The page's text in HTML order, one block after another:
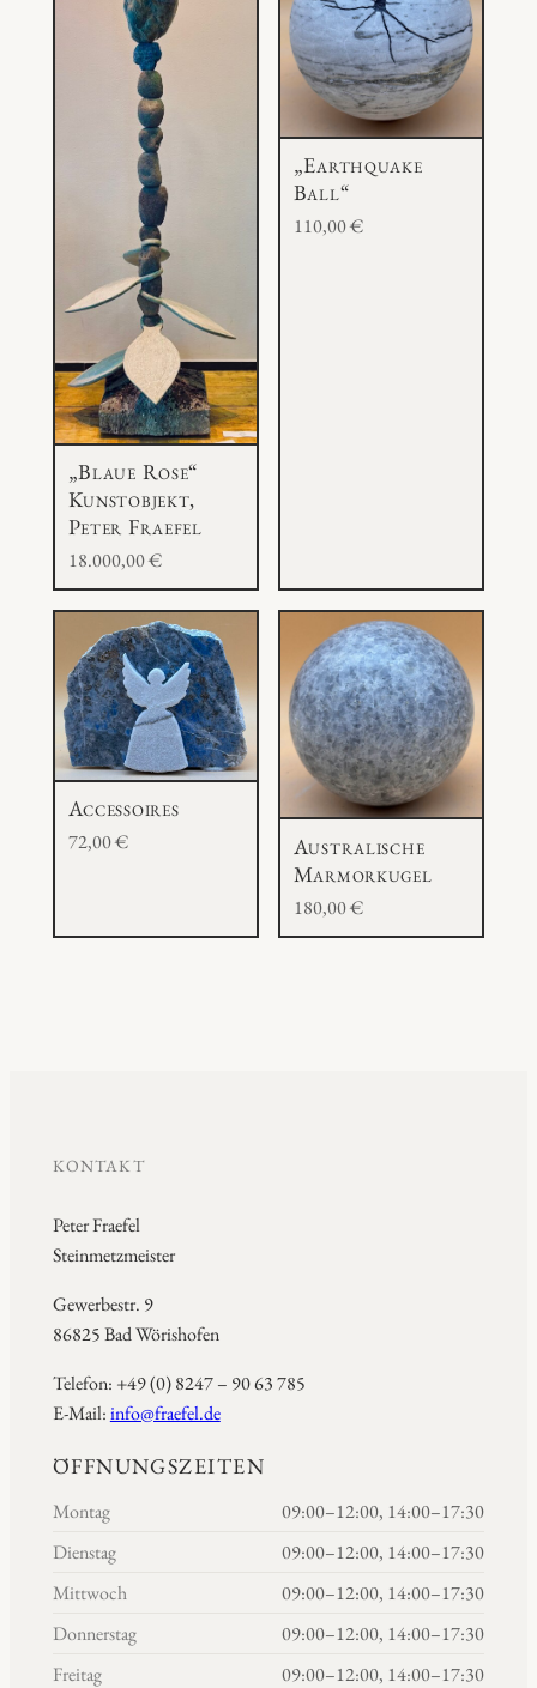
„Blaue Rose“
Kunstobjekt,
Peter Fraefel
18.000,00€
„Earthquake
Ball“
110,00€
Accessoires
72,00€
Australische
Marmorkugel
180,00€
KONTAKT
Peter Fraefel
Steinmetzmeister
Gewerbestr. 9
86825 Bad Wörishofen
Telefon: +49 (0) 8247 – 90 63 785
E-Mail:info@fraefel.de
ÖFFNUNGSZEITEN
Montag
09:00–12:00, 14:00–17:30
Dienstag
09:00–12:00, 14:00–17:30
Mittwoch
09:00–12:00, 14:00–17:30
Donnerstag
09:00–12:00, 14:00–17:30
Freitag
09:00–12:00, 14:00–17:30